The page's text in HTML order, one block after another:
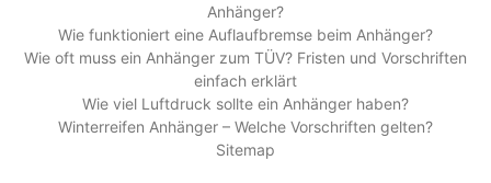
Anhänger?
Wie funktioniert eine Auflaufbremse beim Anhänger?
Wie oft muss ein Anhänger zum TÜV? Fristen und Vorschriften
einfach erklärt
Wie viel Luftdruck sollte ein Anhänger haben?
Winterreifen Anhänger – Welche Vorschriften gelten?
Sitemap